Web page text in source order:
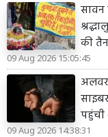
सावन
की
09 Aug 2026 15:05:45
09 Aug 2026 14:38:31